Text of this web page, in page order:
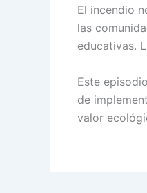
El incendio
las
educativas.
Este
de
valor